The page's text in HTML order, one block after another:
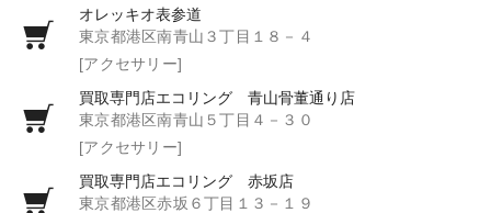
オレッキオ表参道
東京都港区南青山３丁目１８－４
[アクセサリー]
買取専門店エコリング 青山骨董通り店
東京都港区南青山５丁目４－３０
[アクセサリー]
買取専門店エコリング 赤坂店
東京都港区赤坂６丁目１３－１９